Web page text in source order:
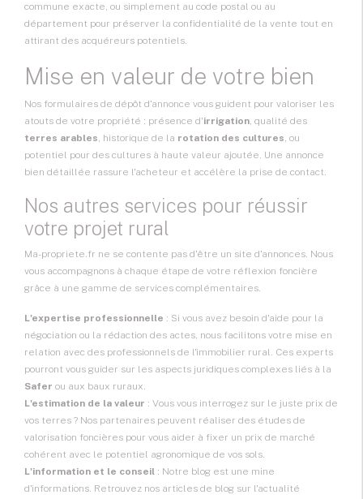
commune exacte, ou simplement au code postal ou au
département pour préserver la confidentialité de la vente tout en
attirant des acquéreurs potentiels.
Mise en valeur de votre bien
Nos formulaires de dépôt d'annonce vous guident pour valoriser les
atouts de votre propriété : présence d'irrigation, qualité des
terres arables, historique de la rotation des cultures, ou
potentiel pour des cultures à haute valeur ajoutée. Une annonce
bien détaillée rassure l'acheteur et accélère la prise de contact.
Nos autres services pour réussir
votre projet rural
Ma-propriete.fr ne se contente pas d'être un site d'annonces. Nous
vous accompagnons à chaque étape de votre réflexion foncière
grâce à une gamme de services complémentaires.
L'expertise professionnelle : Si vous avez besoin d'aide pour la
négociation ou la rédaction des actes, nous facilitons votre mise en
relation avec des professionnels de l'immobilier rural. Ces experts
pourront vous guider sur les aspects juridiques complexes liés à la
Safer ou aux baux ruraux.
L'estimation de la valeur : Vous vous interrogez sur le juste prix de
vos terres ? Nos partenaires peuvent réaliser des études de
valorisation foncières pour vous aider à fixer un prix de marché
cohérent avec le potentiel agronomique de vos sols.
L'information et le conseil : Notre blog est une mine
d'informations. Retrouvez nos articles de blog sur l'actualité